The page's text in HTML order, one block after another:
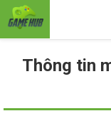
Thông tin